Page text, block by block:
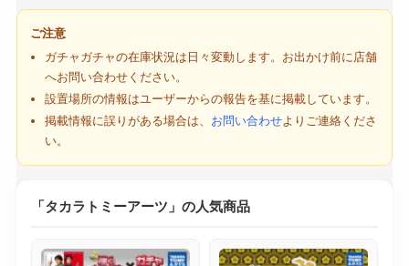
ご注意
ガチャガチャの在庫状況は日々変動します。お出かけ前に店舗
へお問い合わせください。
設置場所の情報はユーザーからの報告を基に掲載しています。
掲載情報に誤りがある場合は、 お問い合わせよりご連絡くださ
い。
「タカラトミーアーツ」の人気商品